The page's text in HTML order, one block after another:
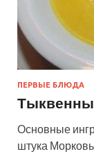
ПЕРВЫЕ БЛЮДА
Основные
штука Морковь